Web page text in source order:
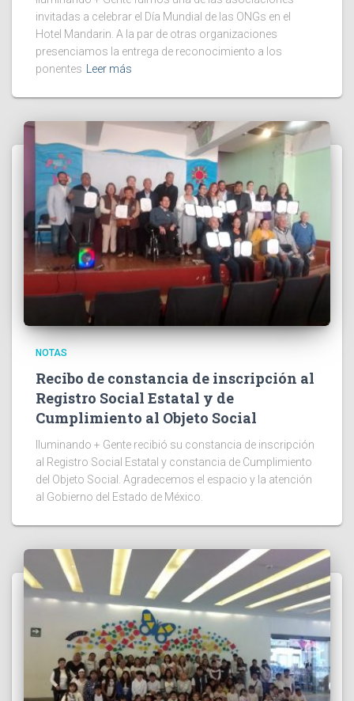
invitadas a celebrar el Día Mundial de las ONGs en el
Hotel Mandarin. A la par de otras organizaciones
presenciamos la entrega de reconocimiento a los
ponentes
Leer más
NOTAS
Recibo de constancia de inscripción al
Registro Social Estatal y de
Cumplimiento al Objeto Social
Iluminando + Gente recibió su constancia de inscripción
al Registro Social Estatal y constancia de Cumplimiento
del Objeto Social. Agradecemos el espacio y la atención
al Gobierno del Estado de México.